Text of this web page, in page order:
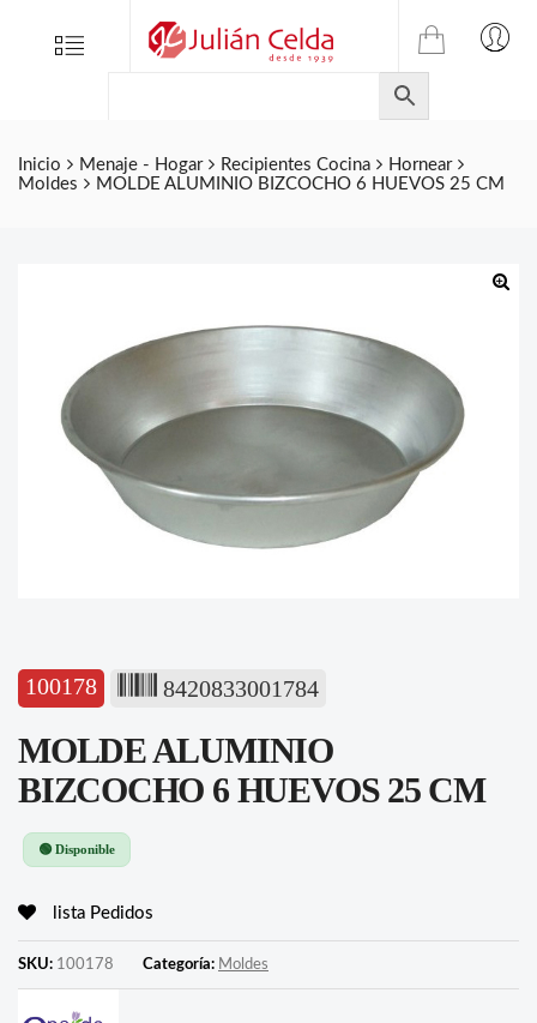
Menu
TIENDA
ONLINE
DE
JULIAN
CELDA
S.L.
Inicio Menaje - Hogar Recipientes Cocina
Hornear
Moldes
MOLDE ALUMINIO BIZCOCHO 6 HUEVOS 25 CM
100178 8420833001784
MOLDE ALUMINIO
BIZCOCHO 6 HUEVOS 25 CM
🟢 Disponible
lista Pedidos
SKU: 100178 Categoría: Moldes
Folletos
Contacto